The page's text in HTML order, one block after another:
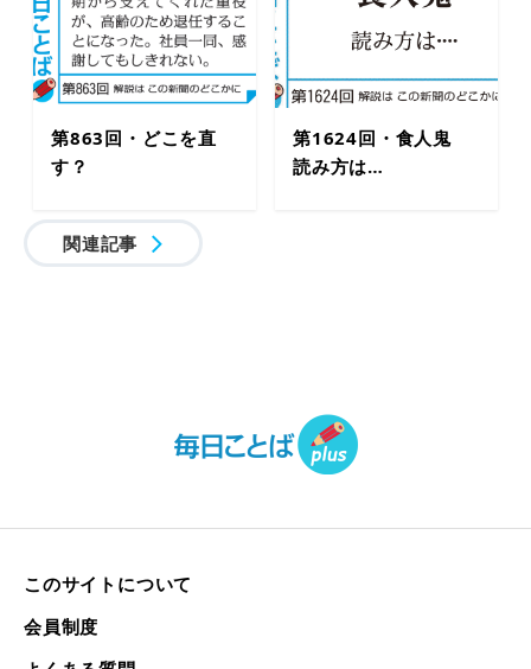
第863回・どこを直
す？
第1624回・食人鬼
読み方は…
関連記事
このサイトについて
会員制度